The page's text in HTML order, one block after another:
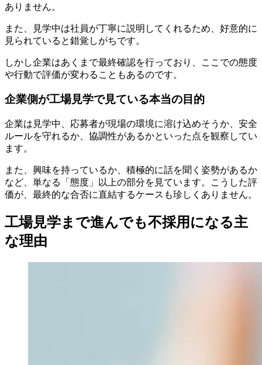
ありません。
また、見学中は社員が丁寧に説明してくれるため、好意的に
見られていると錯覚しがちです。
しかし企業はあくまで最終確認を行っており、ここでの態度
や行動で評価が変わることもあるのです。
企業側が工場見学で見ている本当の目的
企業は見学中、応募者が現場の環境に溶け込めそうか、安全
ルールを守れるか、協調性があるかといった点を観察してい
ます。
また、興味を持っているか、積極的に話を聞く姿勢があるか
など、単なる「態度」以上の部分を見ています。こうした評
価が、最終的な合否に直結するケースも珍しくありません。
工場見学まで進んでも不採用になる主
な理由